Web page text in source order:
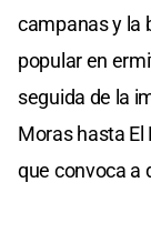
campanas y la
popular en
seguida de la
Moras hasta El
que convoca a